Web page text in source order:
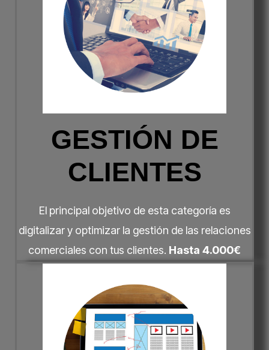
GESTIÓN DE
CLIENTES
El principal objetivo de esta categoría es
digitalizar y optimizar la gestión de las relaciones
comerciales con tus clientes. Hasta 4.000€